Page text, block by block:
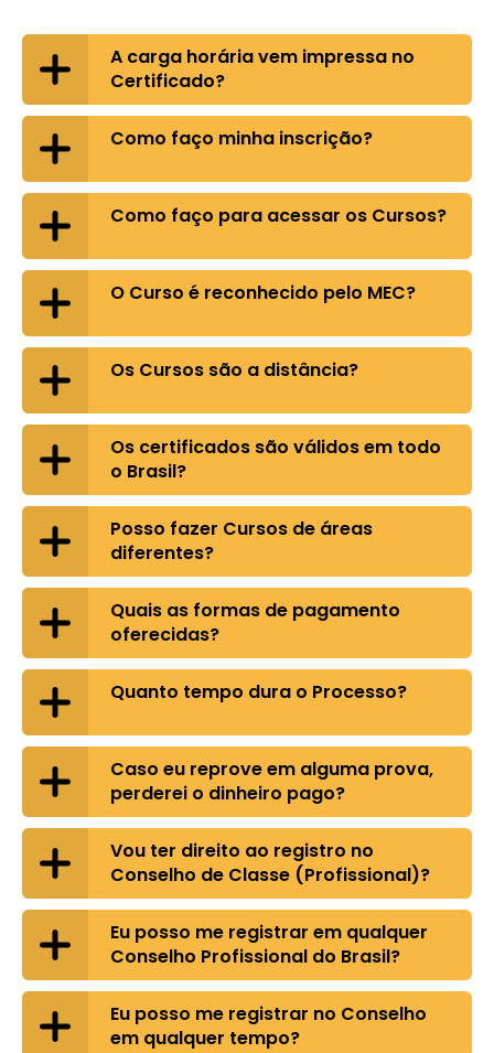
A carga horária vem impressa no
Certificado?
Como faço minha inscrição?
Como faço para acessar os Cursos?
O Curso é reconhecido pelo MEC?
Os Cursos são a distância?
Os certificados são válidos em todo
o Brasil?
Posso fazer Cursos de áreas
diferentes?
Quais as formas de pagamento
oferecidas?
Quanto tempo dura o Processo?
Caso eu reprove em alguma prova,
perderei o dinheiro pago?
Vou ter direito ao registro no
Conselho de Classe (Profissional)?
Eu posso me registrar em qualquer
Conselho Profissional do Brasil?
Eu posso me registrar no Conselho
em qualquer tempo?